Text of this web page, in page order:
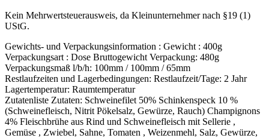
Kein Mehrwertsteuerausweis, da Kleinunternehmer nach §19 (1)
UStG.
Gewichts- und Verpackungsinformation : Gewicht : 400g
Verpackungsart : Dose Bruttogewicht Verpackung: 480g
Verpackungsmaß l/b/h: 100mm / 100mm / 65mm
Restlaufzeiten und Lagerbedingungen: Restlaufzeit/Tage: 2 Jahr
Lagertemperatur: Raumtemperatur
Zutatenliste Zutaten: Schweinefilet 50% Schinkenspeck 10 %
(Schweinefleisch, Nitrit Pökelsalz, Gewürze, Rauch) Champignons
4% Fleischbrühe aus Rind und Schweinefleisch mit Sellerie ,
Gemüse , Zwiebel, Sahne, Tomaten , Weizenmehl, Salz, Gewürze,